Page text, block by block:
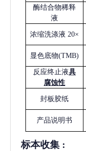
酶结合物稀释
液
浓缩洗涤液 20×
显色底物(TMB)
反应终止液具
腐蚀性
封板胶纸
产品说明书
标本收集 :